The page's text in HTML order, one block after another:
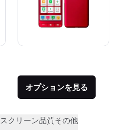
オプションを見る
スクリーン品質その他